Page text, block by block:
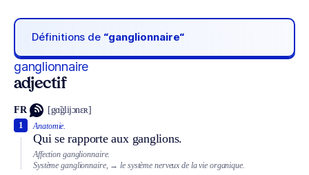
Définitions de “ganglionnaire“
ganglionnaire
adjectif
FR [gɑ̃glijɔnɛʀ]
Anatomie.
Qui se rapporte aux ganglions.
1
Affection ganglionnaire.
Système ganglionnaire, → le système nerveux de la vie organique.